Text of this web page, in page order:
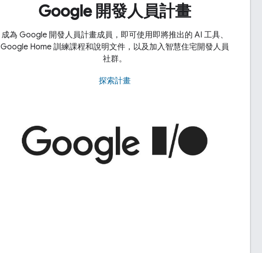
Google 開發人員計畫
成為 Google 開發人員計畫成員，即可使用即將推出的 AI 工具、
Google Home 訓練課程和說明文件，以及加入智慧住宅開發人員
社群。
探索計畫